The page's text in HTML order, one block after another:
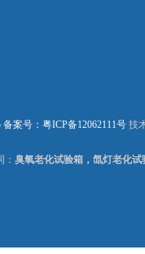
备案号：粤ICP备12062111号 技
臭氧老化试验箱，氙灯老化